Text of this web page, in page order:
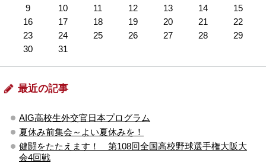
9
10 11 12 13 14
15
16
17 18 19 20 21
22
23
24 25 26 27 28
29
30
31
最近の記事
AIG高校生外交官日本プログラム
夏休み前集会～よい夏休みを！
健闘をたたえます！ 第108回全国高校野球選手権大阪大
会4回戦